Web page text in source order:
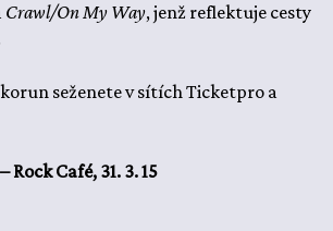
Crawl/On My Way, jenž reflektuje cesty
seženete v sítích Ticketpro a
Café, 31. 3. 15